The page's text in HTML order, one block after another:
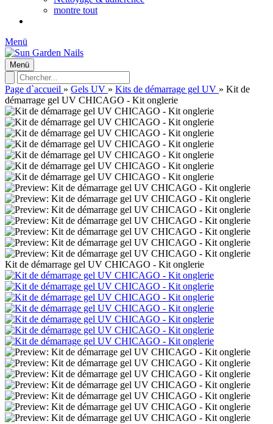
montre tout
Menü
Menü
Page d`accueil » Gels UV » Kits de démarrage gel UV » Kit de
démarrage gel UV CHICAGO - Kit onglerie
Kit de démarrage gel UV CHICAGO - Kit onglerie